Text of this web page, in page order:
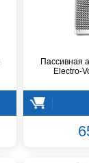
Пассивная
Electro-